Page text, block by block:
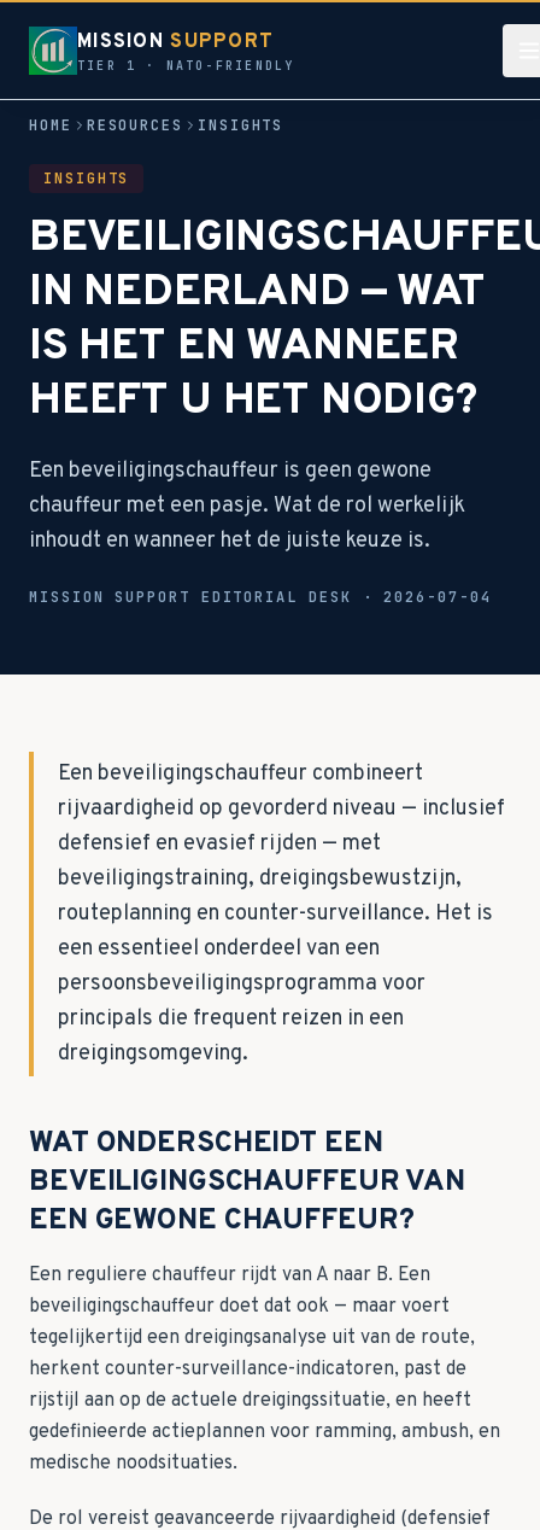
MISSIONSUPPORT
TIER 1 · NATO-FRIENDLY
HOME RESOURCES INSIGHTS
INSIGHTS
IN NEDERLAND — WAT
IS HET EN WANNEER
HEEFT U HET NODIG?
Een beveiligingschauffeur is geen gewone
chauffeur met een pasje. Wat de rol werkelijk
inhoudt en wanneer het de juiste keuze is.
MISSION SUPPORT EDITORIAL DESK ·2026-07-04
Een beveiligingschauffeur combineert
rijvaardigheid op gevorderd niveau — inclusief
defensief en evasief rijden — met
beveiligingstraining, dreigingsbewustzijn,
routeplanning en counter-surveillance. Het is
een essentieel onderdeel van een
persoonsbeveiligingsprogramma voor
principals die frequent reizen in een
dreigingsomgeving.
WAT ONDERSCHEIDT EEN
BEVEILIGINGSCHAUFFEUR VAN
EEN GEWONE CHAUFFEUR?
Een reguliere chauffeur rijdt van A naar B. Een
beveiligingschauffeur doet dat ook — maar voert
tegelijkertijd een dreigingsanalyse uit van de route,
herkent counter-surveillance-indicatoren, past de
rijstijl aan op de actuele dreigingssituatie, en heeft
gedefinieerde actieplannen voor ramming, ambush, en
medische noodsituaties.
De rol vereist geavanceerde rijvaardigheid (defensief